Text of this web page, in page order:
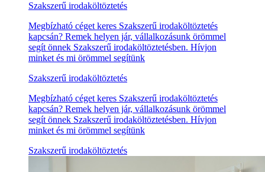
Szakszerű irodaköltöztetés
Megbízható céget keres Szakszerű irodaköltöztetés
kapcsán? Remek helyen jár, vállalkozásunk örömmel
segít önnek Szakszerű irodaköltöztetésben. Hívjon
minket és mi örömmel segítünk
Szakszerű irodaköltöztetés
Megbízható céget keres Szakszerű irodaköltöztetés
kapcsán? Remek helyen jár, vállalkozásunk örömmel
segít önnek Szakszerű irodaköltöztetésben. Hívjon
minket és mi örömmel segítünk
Szakszerű irodaköltöztetés